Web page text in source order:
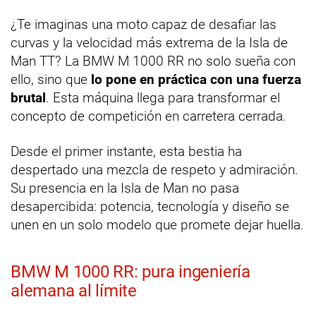
¿Te imaginas una moto capaz de desafiar las
curvas y la velocidad más extrema de la Isla de
Man TT? La BMW M 1000 RR no solo sueña con
ello, sino que lo pone en práctica con una fuerza
brutal. Esta máquina llega para transformar el
concepto de competición en carretera cerrada.
Desde el primer instante, esta bestia ha
despertado una mezcla de respeto y admiración.
Su presencia en la Isla de Man no pasa
desapercibida: potencia, tecnología y diseño se
unen en un solo modelo que promete dejar huella.
BMW M 1000 RR: pura ingeniería
alemana al límite